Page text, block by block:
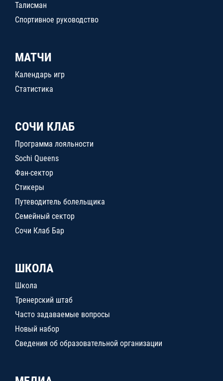
Талисман
Спортивное руководство
МАТЧИ
Календарь игр
Статистика
СОЧИ КЛАБ
Программа лояльности
Sochi Queens
Фан-сектор
Стикеры
Путеводитель болельщика
Семейный сектор
Сочи Клаб Бар
ШКОЛА
Школа
Тренерский штаб
Часто задаваемые вопросы
Новый набор
Сведения об образовательной организации